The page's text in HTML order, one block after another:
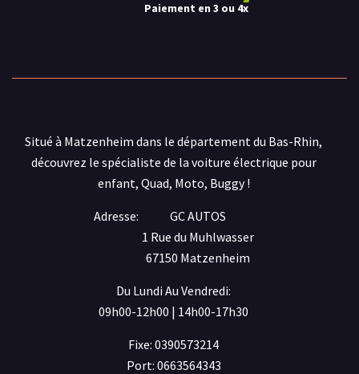
Paiement en 3 ou 4x
Situé à Matzenheim dans le département du Bas-Rhin,
découvrez le spécialiste de la voiture électrique pour
enfant, Quad, Moto, Buggy !
Adresse:
GC AUTOS
1 Rue du Muhlwasser
67150 Matzenheim
Du Lundi Au Vendredi:
09h00-12h00 | 14h00-17h30
Fixe: 0390573214
Port: 0663564343